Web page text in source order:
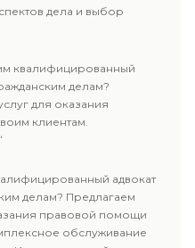
дела и выбор
квалифицированный
делам?
для оказания
клиентам.
и юридических
клиенту.
адвокат
делам? Предлагаем
правовой помощи
обслуживание